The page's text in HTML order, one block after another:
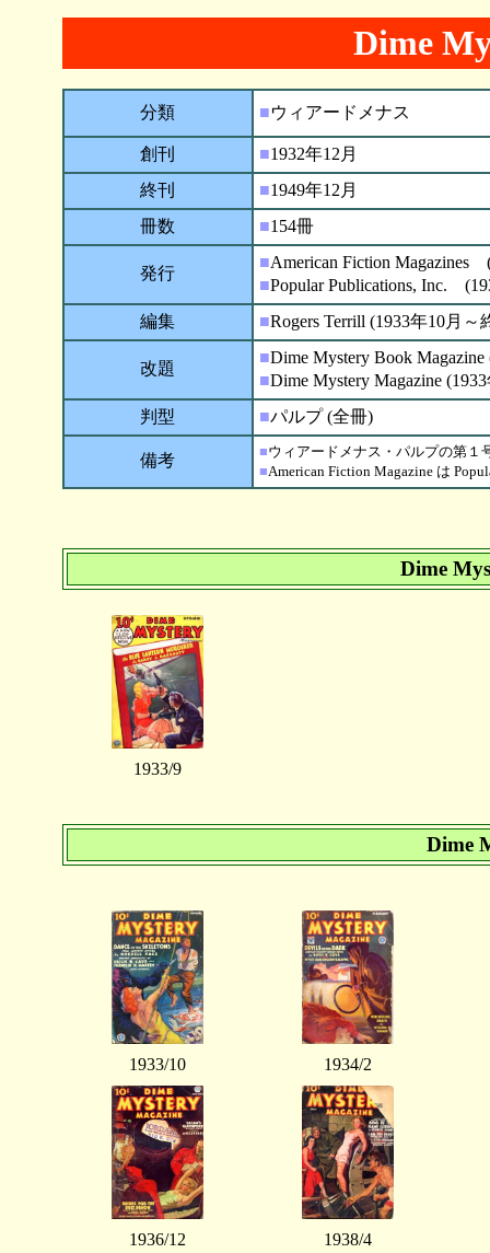
Dime
分類 ■ウィアードメナス
創刊 ■1932年12月
終刊
■1949年12月
冊数
■154冊
発行
■American Fiction Magazines
■Popular Publications, Inc.
編集
■Rogers Terrill (1933年10月～
改題
■Dime Mystery Book
■Dime Mystery Magazine
判型
■パルプ (全冊)
備考 ■ウィアードメナス・パルプの第１
■American Fiction Magazine は
Dime
1933/9
Dime
1933/10 1934/2
1936/12 1938/4